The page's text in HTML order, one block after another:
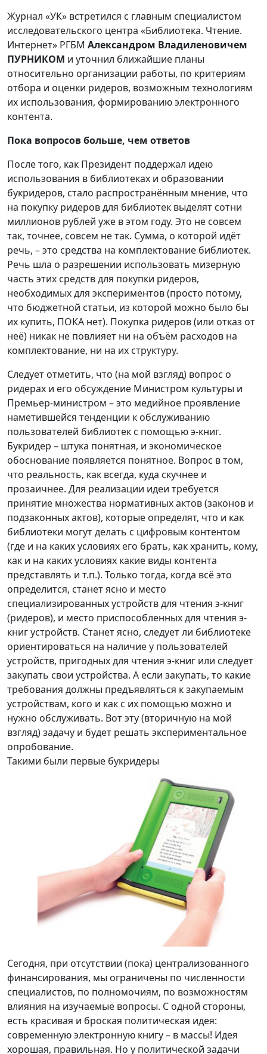
Журнал «УК» встретился с главным специалистом
исследовательского центра «Библиотека. Чтение.
Интернет» РГБМ Александром Владиленовичем
ПУРНИКОМ и уточнил ближайшие планы
относительно организации работы, по критериям
отбора и оценки ридеров, возможным технологиям
их использования, формированию электронного
контента.
Пока вопросов больше, чем ответов
После того, как Президент поддержал идею
использования в библиотеках и образовании
букридеров, стало распространённым мнение, что
на покупку ридеров для библиотек выделят сотни
миллионов рублей уже в этом году. Это не совсем
так, точнее, совсем не так. Сумма, о которой идёт
речь, – это средства на комплектование библиотек.
Речь шла о разрешении использовать мизерную
часть этих средств для покупки ридеров,
необходимых для экспериментов (просто потому,
что бюджетной статьи, из которой можно было бы
их купить, ПОКА нет). Покупка ридеров (или отказ от
неё) никак не повлияет ни на объём расходов на
комплектование, ни на их структуру.
Следует отметить, что (на мой взгляд) вопрос о
ридерах и его обсуждение Министром культуры и
Премьер-министром – это медийное проявление
наметившейся тенденции к обслуживанию
пользователей библиотек с помощью э-книг.
Букридер – штука понятная, и экономическое
обоснование появляется понятное. Вопрос в том,
что реальность, как всегда, куда скучнее и
прозаичнее. Для реализации идеи требуется
принятие множества нормативных актов (законов и
подзаконных актов), которые определят, что и как
библиотеки могут делать с цифровым контентом
(где и на каких условиях его брать, как хранить, кому,
как и на каких условиях какие виды контента
представлять и т.п.). Только тогда, когда всё это
определится, станет ясно и место
специализированных устройств для чтения э-книг
(ридеров), и место приспособленных для чтения э-
книг устройств. Станет ясно, следует ли библиотеке
ориентироваться на наличие у пользователей
устройств, пригодных для чтения э-книг или следует
закупать свои устройства. А если закупать, то какие
требования должны предъявляться к закупаемым
устройствам, кого и как с их помощью можно и
нужно обслуживать. Вот эту (вторичную на мой
взгляд) задачу и будет решать экспериментальное
опробование.
Такими были первые букридеры
Сегодня, при отсутствии (пока) централизованного
финансирования, мы ограничены по численности
специалистов, по полномочиям, по возможностям
влияния на изучаемые вопросы. С одной стороны,
есть красивая и броская политическая идея:
современную электронную книгу – в массы! Идея
хорошая, правильная. Но у политической задачи